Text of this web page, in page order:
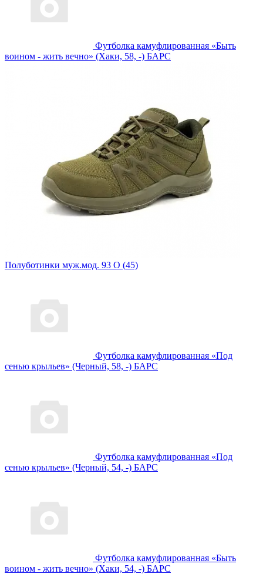
Футболка камуфлированная «Быть
воином - жить вечно» (Хаки, 58, -) БАРС
Полуботинки муж.мод. 93 О (45)
Футболка камуфлированная «Под
сенью крыльев» (Черный, 58, -) БАРС
Футболка камуфлированная «Под
сенью крыльев» (Черный, 54, -) БАРС
Футболка камуфлированная «Быть
воином - жить вечно» (Хаки, 54, -) БАРС